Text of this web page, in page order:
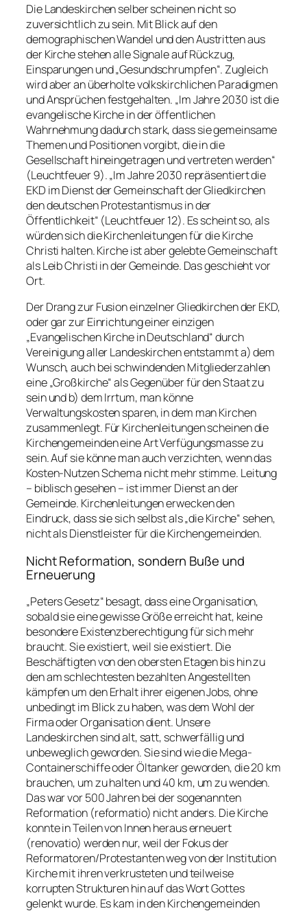
Die Landeskirchen selber scheinen nicht so
zuversichtlich zu sein. Mit Blick auf den
demographischen Wandel und den Austritten aus
der Kirche stehen alle Signale auf Rückzug,
Einsparungen und „Gesundschrumpfen“. Zugleich
wird aber an überholte volkskirchlichen Paradigmen
und Ansprüchen festgehalten. „Im Jahre 2030 ist die
evangelische Kirche in der öffentlichen
Wahrnehmung dadurch stark, dass sie gemeinsame
Themen und Positionen vorgibt, die in die
Gesellschaft hineingetragen und vertreten werden“
(Leuchtfeuer 9). „Im Jahre 2030 repräsentiert die
EKD im Dienst der Gemeinschaft der Gliedkirchen
den deutschen Protestantismus in der
Öffentlichkeit“ (Leuchtfeuer 12). Es scheint so, als
würden sich die Kirchenleitungen für die Kirche
Christi halten. Kirche ist aber gelebte Gemeinschaft
als Leib Christi in der Gemeinde. Das geschieht vor
Ort.
Der Drang zur Fusion einzelner Gliedkirchen der EKD,
oder gar zur Einrichtung einer einzigen
„Evangelischen Kirche in Deutschland“ durch
Vereinigung aller Landeskirchen entstammt a) dem
Wunsch, auch bei schwindenden Mitgliederzahlen
eine „Großkirche“ als Gegenüber für den Staat zu
sein und b) dem Irrtum, man könne
Verwaltungskosten sparen, in dem man Kirchen
zusammenlegt. Für Kirchenleitungen scheinen die
Kirchengemeinden eine Art Verfügungsmasse zu
sein. Auf sie könne man auch verzichten, wenn das
Kosten-Nutzen Schema nicht mehr stimme. Leitung
– biblisch gesehen – ist immer Dienst an der
Gemeinde. Kirchenleitungen erwecken den
Eindruck, dass sie sich selbst als „die Kirche“ sehen,
nicht als Dienstleister für die Kirchengemeinden.
Nicht Reformation, sondern Buße und
Erneuerung
„Peters Gesetz“ besagt, dass eine Organisation,
sobald sie eine gewisse Größe erreicht hat, keine
besondere Existenzberechtigung für sich mehr
braucht. Sie existiert, weil sie existiert. Die
Beschäftigten von den obersten Etagen bis hin zu
den am schlechtesten bezahlten Angestellten
kämpfen um den Erhalt ihrer eigenen Jobs, ohne
unbedingt im Blick zu haben, was dem Wohl der
Firma oder Organisation dient. Unsere
Landeskirchen sind alt, satt, schwerfällig und
unbeweglich geworden. Sie sind wie die Mega-
Containerschiffe oder Öltanker geworden, die 20 km
brauchen, um zu halten und 40 km, um zu wenden.
Das war vor 500 Jahren bei der sogenannten
Reformation (reformatio) nicht anders. Die Kirche
konnte in Teilen von Innen heraus erneuert
(renovatio) werden nur, weil der Fokus der
Reformatoren/Protestanten weg von der Institution
Kirche mit ihren verkrusteten und teilweise
korrupten Strukturen hin auf das Wort Gottes
gelenkt wurde. Es kam in den Kirchengemeinden